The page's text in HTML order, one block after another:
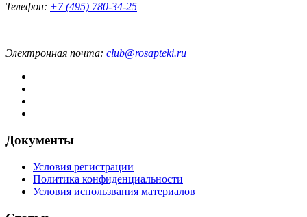
Телефон: +7 (495) 780-34-25
Электронная почта: club@rosapteki.ru
Документы
Условия регистрации
Политика конфиденциальности
Условия использвания материалов